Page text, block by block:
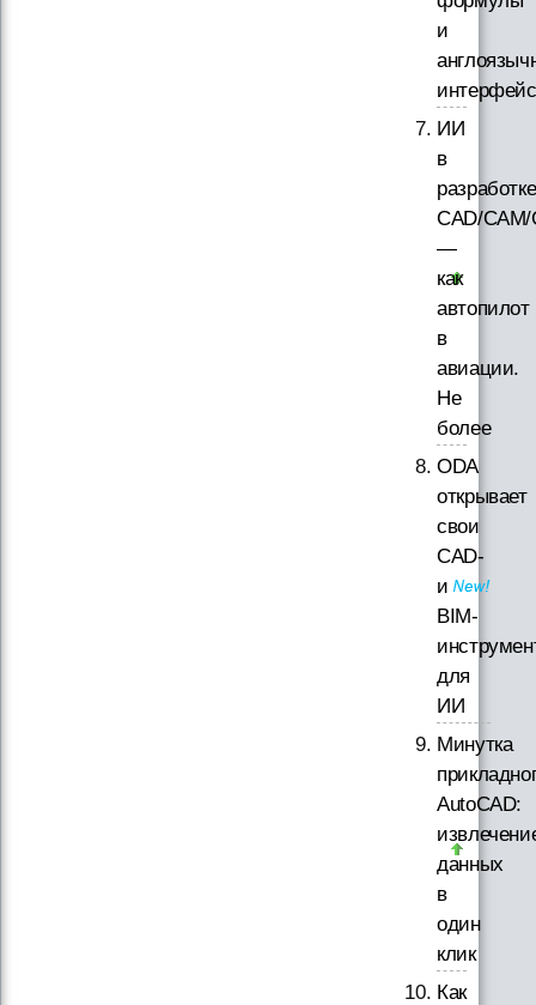
и
ИИ
в
разработке
CAD/
—
как
автопилот
в
авиации.
Не
более
ODA
открывает
свои
CAD-
и
BIM-
для
ИИ
Минутка
AutoCAD:
данных
в
один
клик
Как